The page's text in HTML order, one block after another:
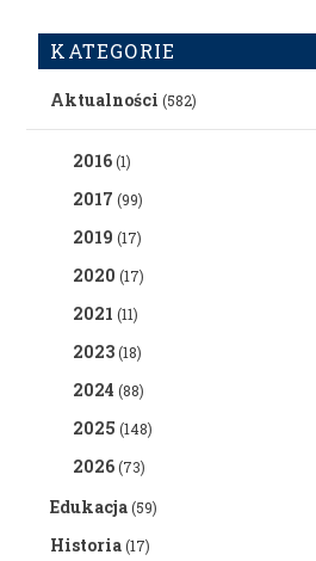
KATEGORIE
Aktualności (582)
2016(1)
2017 (99)
2019 (17)
2020 (17)
2021 (11)
2023(18)
2024 (88)
2025 (148)
2026(73)
Edukacja(59)
Historia(17)